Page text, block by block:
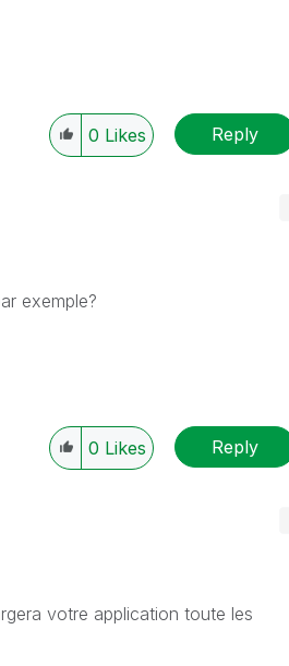
0 Likes Reply
exemple?
0 Likes Reply
votre application toute les